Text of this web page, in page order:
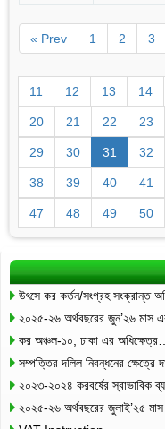
« Prev 1 2 3
11 12 13 14
20 21 22 23
29 30 31 32
38 39 40 41
47 48 49 50
উৎসে কর কর্তন/সংগ্রহ সংক্রান্ত
২০২৫-২৬ অর্থবছরের জুন’২৬ মাস
কর অঞ্চল-১০, ঢাকা এর অধিক্ষেত্র…
সম্পত্তির দলিল নিবন্ধনের ক্ষেত্রে
২০২৩-২০২৪ করবর্ষের স্বাভাবিক
২০২৫-২৬ অর্থবছরের জুলাই’২৫